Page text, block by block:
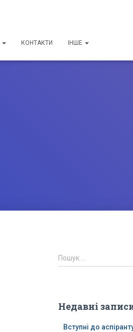
КОНТАКТИ ІНШЕ
Пошук …
Недавні
Вступні до